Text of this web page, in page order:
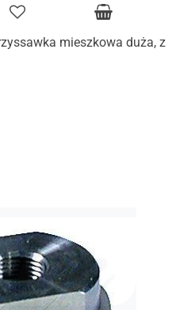
mieszkowa duża, z